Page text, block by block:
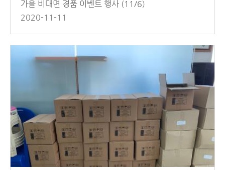
가을 비대면 경품 이벤트 행사 (11/6)
2020-11-11